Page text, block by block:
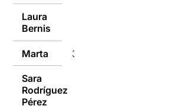
Laura
Bernis
Marta 30/01/2018
Sara
Rodríguez
Pérez